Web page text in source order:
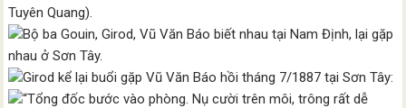
Tuyên Quang).
Bộ ba Gouin, Girod, Vũ Văn Báo biết nhau tại Nam Định, lại gặp
nhau ở Sơn Tây.
Girod kể lại buổi gặp Vũ Văn Báo hồi tháng 7/1887 tại Sơn Tây:
“Tổng đốc bước vào phòng. Nụ cười trên môi, trông rất dễ